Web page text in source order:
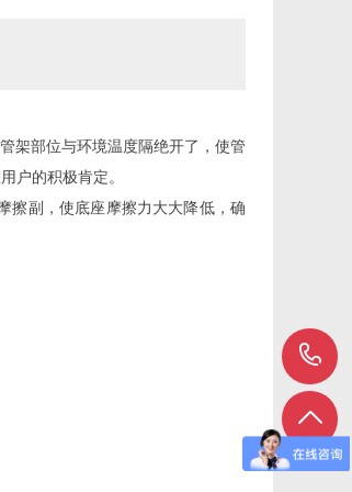
架部位与环境温度隔绝开了，使管
户的积极肯定。
擦副，使底座摩擦力大大降低，确